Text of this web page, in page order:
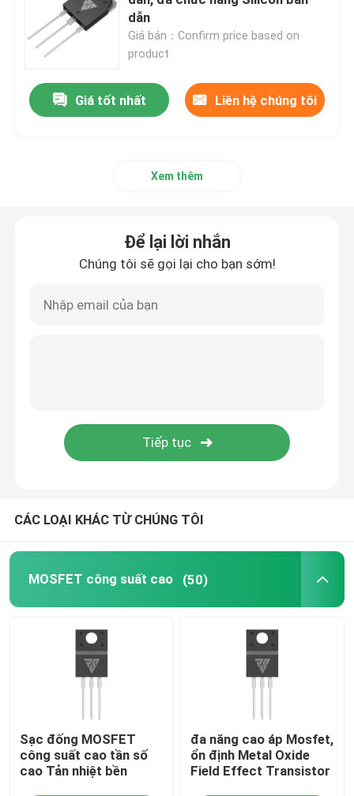
Super Junction MOSFET
Silicon Carbide SBD
IGBT công suất cao
dẫn
Giá bán：Confirm price based on
product
Giá tốt nhất Liên hệ chúng tôi
Xem thêm
Để lại lời nhắn
Chúng tôi sẽ gọi lại cho bạn sớm!
CÁC LOẠI KHÁC TỪ CHÚNG TÔI
MOSFET công suất cao (50)
Sạc đống MOSFET
công suất cao tần số
cao Tản nhiệt bền
đa năng cao áp Mosfet,
ổn định Metal Oxide
Field Effect Transistor